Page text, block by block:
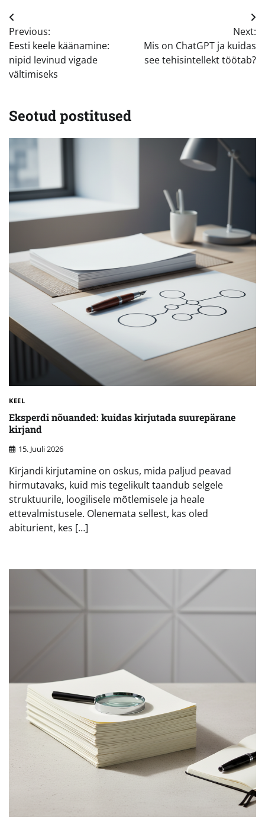
Navigeerimine
Previous:
Eesti keele käänamine:
nipid levinud vigade
vältimiseks
Next:
Mis on ChatGPT ja kuidas
see tehisintellekt töötab?
Seotud postitused
KEEL
Eksperdi nõuanded: kuidas kirjutada suurepärane
kirjand
15. Juuli 2026
Kirjandi kirjutamine on oskus, mida paljud peavad
hirmutavaks, kuid mis tegelikult taandub selgele
struktuurile, loogilisele mõtlemisele ja heale
ettevalmistusele. Olenemata sellest, kas oled
abiturient, kes […]